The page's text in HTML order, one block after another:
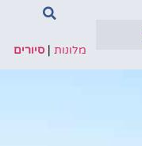
מלונות |סיורים